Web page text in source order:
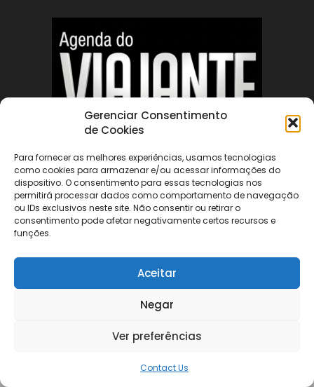
Gerenciar Consentimento
de Cookies
Para fornecer as melhores experiências, usamos tecnologias
como cookies para armazenar e/ou acessar informações do
dispositivo. O consentimento para essas tecnologias nos
permitirá processar dados como comportamento de navegação
ou IDs exclusivos neste site. Não consentir ou retirar o
consentimento pode afetar negativamente certos recursos e
funções.
Aceitar
Negar
Ver preferências
Contact Us
ABOUT US
FOLLOW US